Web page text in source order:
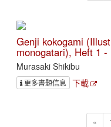
Genji kokogami
monogatari), Heft 1 -
Murasaki Shikibu
更多書題信息 下載
«